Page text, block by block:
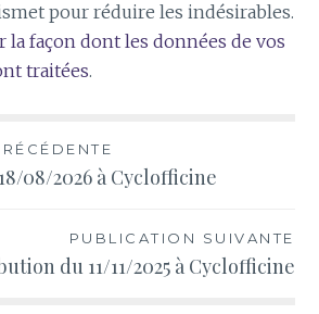
pour réduire les indésirables.
la façon dont les données de vos
traitées.
08/2026 à Cyclofficine
PUBLICATION SUIVANTE
du 11/11/2025 à Cyclofficine